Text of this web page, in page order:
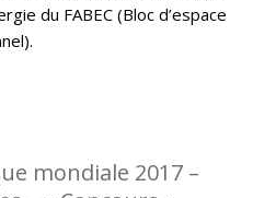
du FABEC (Bloc d’espace
mondiale 2017 –